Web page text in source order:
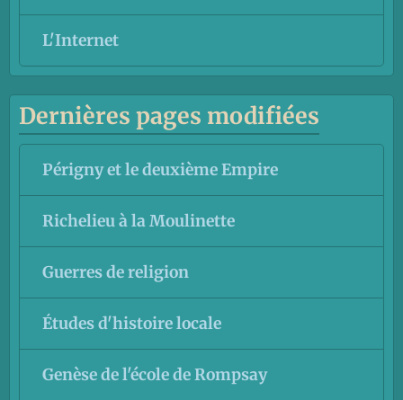
L'Internet
Dernières pages modifiées
Périgny et le deuxième Empire
Richelieu à la Moulinette
Guerres de religion
Études d'histoire locale
Genèse de l'école de Rompsay